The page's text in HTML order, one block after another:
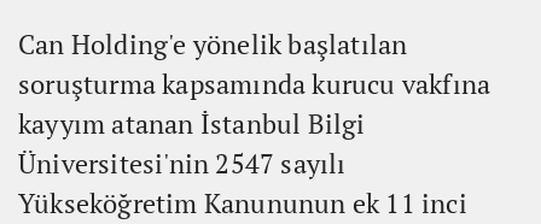
Can Holding'e yönelik başlatılan
soruşturma kapsamında kurucu vakfına
kayyım atanan İstanbul Bilgi
Üniversitesi'nin 2547 sayılı
Yükseköğretim Kanununun ek 11 inci